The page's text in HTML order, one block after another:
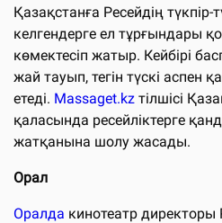
Қазақстанға Ресейдің түкпір-
келгендерге ел тұрғындары
көмектесіп жатыр. Кейбірі
жай тауып, тегін түскі аспен
етеді. Massaget.kz тілшісі
қаласында ресейліктерге
жатқанына шолу жасады.
Орал
Оралда кинотеатр